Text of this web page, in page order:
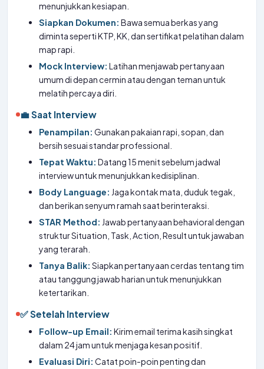
menunjukkan kesiapan.
Siapkan Dokumen: Bawa semua berkas yang
diminta seperti KTP, KK, dan sertifikat pelatihan dalam
map rapi.
Mock Interview: Latihan menjawab pertanyaan
umum di depan cermin atau dengan teman untuk
melatih percaya diri.
💼 Saat Interview
Penampilan: Gunakan pakaian rapi, sopan, dan
bersih sesuai standar professional.
Tepat Waktu: Datang 15 menit sebelum jadwal
interview untuk menunjukkan kedisiplinan.
Body Language: Jaga kontak mata, duduk tegak,
dan berikan senyum ramah saat berinteraksi.
STAR Method: Jawab pertanyaan behavioral dengan
struktur Situation, Task, Action, Result untuk jawaban
yang terarah.
Tanya Balik: Siapkan pertanyaan cerdas tentang tim
atau tanggung jawab harian untuk menunjukkan
ketertarikan.
✅ Setelah Interview
Follow-up Email: Kirim email terima kasih singkat
dalam 24 jam untuk menjaga kesan positif.
Evaluasi Diri: Catat poin-poin penting dan